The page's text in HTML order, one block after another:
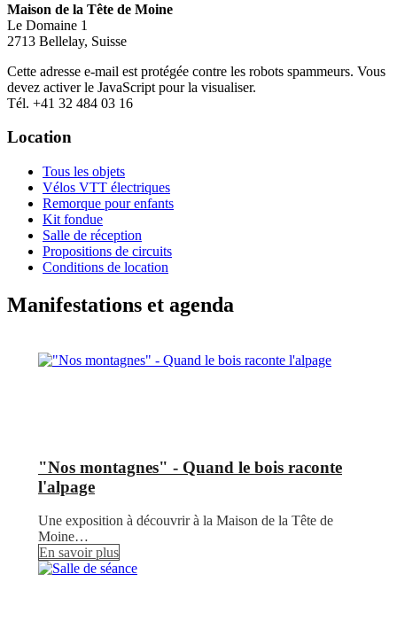
Maison de la Tête de Moine
Le Domaine 1
2713 Bellelay, Suisse
Cette adresse e-mail est protégée contre les robots spammeurs. Vous
devez activer le JavaScript pour la visualiser.
Tél. +41 32 484 03 16
Location
Tous les objets
Vélos VTT électriques
Remorque pour enfants
Kit fondue
Salle de réception
Propositions de circuits
Conditions de location
Manifestations et agenda
"Nos montagnes" - Quand le bois raconte
l'alpage
Une exposition à découvrir à la Maison de la Tête de
Moine…
En savoir plus